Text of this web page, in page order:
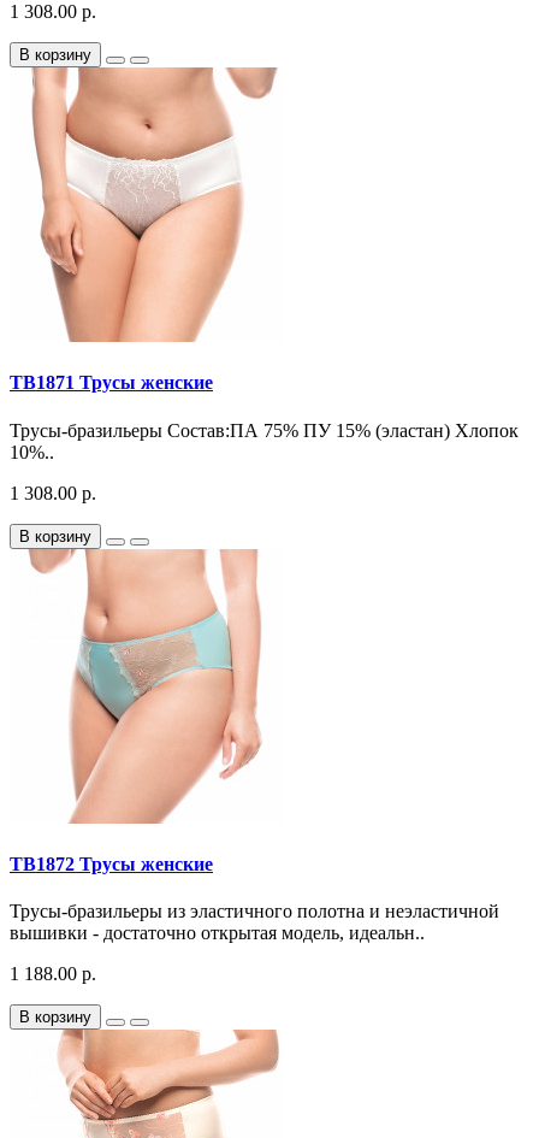
1 308.00 р.
В корзину
TB1871 Трусы женские
Трусы-бразильеры Состав:ПА 75% ПУ 15% (эластан) Хлопок
10%..
1 308.00 р.
В корзину
TB1872 Трусы женские
Трусы-бразильеры из эластичного полотна и неэластичной
вышивки - достаточно открытая модель, идеальн..
1 188.00 р.
В корзину